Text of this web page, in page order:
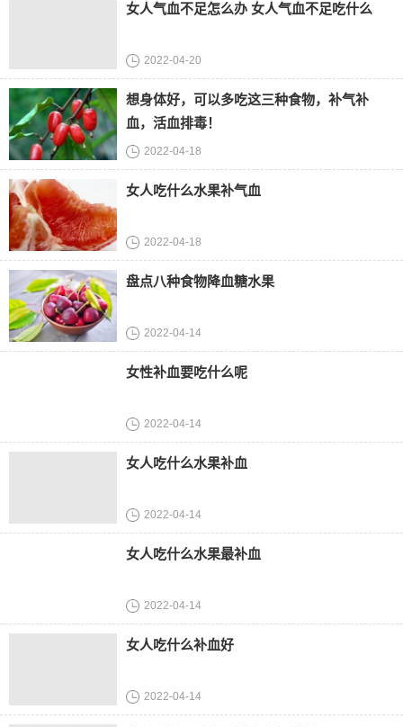
女人气血不足怎么办 女人气血不足吃什么
2022-04-20
想身体好，可以多吃这三种食物，补气补
血，活血排毒！
2022-04-18
女人吃什么水果补气血
2022-04-18
盘点八种食物降血糖水果
2022-04-14
女性补血要吃什么呢
2022-04-14
女人吃什么水果补血
2022-04-14
女人吃什么水果最补血
2022-04-14
女人吃什么补血好
2022-04-14